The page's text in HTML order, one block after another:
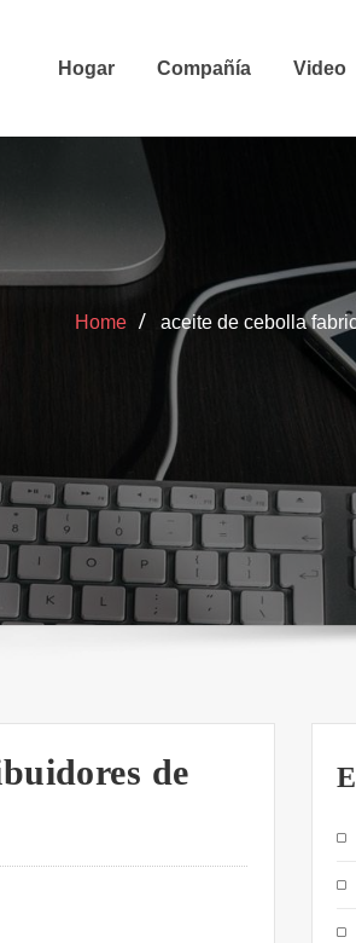
Hogar Compañía Video
Home aceite de cebolla
de